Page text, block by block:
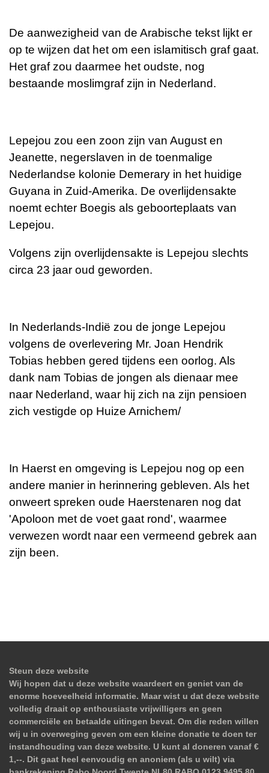
De aanwezigheid van de Arabische tekst lijkt er
op te wijzen dat het om een islamitisch graf gaat.
Het graf zou daarmee het oudste, nog
bestaande moslimgraf zijn in Nederland.
Lepejou zou een zoon zijn van August en
Jeanette, negerslaven in de toenmalige
Nederlandse kolonie Demerary in het huidige
Guyana in Zuid-Amerika. De overlijdensakte
noemt echter Boegis als geboorteplaats van
Lepejou.
Volgens zijn overlijdensakte is Lepejou slechts
circa 23 jaar oud geworden.
In Nederlands-Indië zou de jonge Lepejou
volgens de overlevering Mr. Joan Hendrik
Tobias hebben gered tijdens een oorlog. Als
dank nam Tobias de jongen als dienaar mee
naar Nederland, waar hij zich na zijn pensioen
zich vestigde op Huize Arnichem/
In Haerst en omgeving is Lepejou nog op een
andere manier in herinnering gebleven. Als het
onweert spreken oude Haerstenaren nog dat
'Apoloon met de voet gaat rond', waarmee
verwezen wordt naar een vermeend gebrek aan
zijn been.
Steun deze website
Wij hopen dat u deze website waardeert en geniet van de
enorme hoeveelheid informatie. Maar wist u dat deze website
volledig draait op enthousiaste vrijwilligers en geen
commerciële en betaalde uitingen bevat. Om die reden willen
wij u in overweging geven om een kleine donatie te doen ter
instandhouding van deze website. U kunt al doneren vanaf €
1,--. Dit gaat heel eenvoudig en anoniem (als u wilt) via